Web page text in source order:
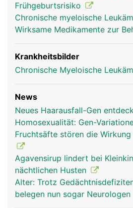
Frühgeburtsrisiko
Chronische myeloische
Wirksame Medikamente zur
Krankheitsbilder
Chronische Myeloische
News
Neues Haarausfall-Gen
Homosexualität: Gen-
Fruchtsäfte stören die
Agavensirup lindert bei
nächtlichen Husten
Alter: Trotz
belegen nun sogar Neurologen